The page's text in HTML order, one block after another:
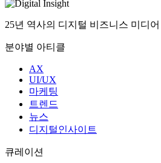
25년 역사의 디지털 비즈니스 미디어
분야별 아티클
AX
UI/UX
마케팅
트렌드
뉴스
디지털인사이트
큐레이션